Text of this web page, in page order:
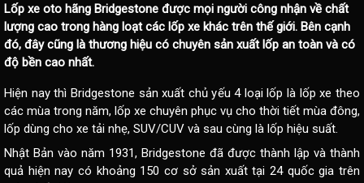
Lốp xe oto hãng Bridgestone được mọi người công nhận về chất
lượng cao trong hàng loạt các lốp xe khác trên thế giới. Bên cạnh
đó, đây cũng là thương hiệu có chuyên sản xuất lốp an toàn và có
độ bền cao nhất.
Hiện nay thì Bridgestone sản xuất chủ yếu 4 loại lốp là lốp xe theo
các mùa trong năm, lốp xe chuyên phục vụ cho thời tiết mùa đông,
lốp dùng cho xe tải nhẹ, SUV/CUV và sau cùng là lốp hiệu suất.
Nhật Bản vào năm 1931, Bridgestone đã được thành lập và thành
quả hiện nay có khoảng 150 cơ sở sản xuất tại 24 quốc gia trên